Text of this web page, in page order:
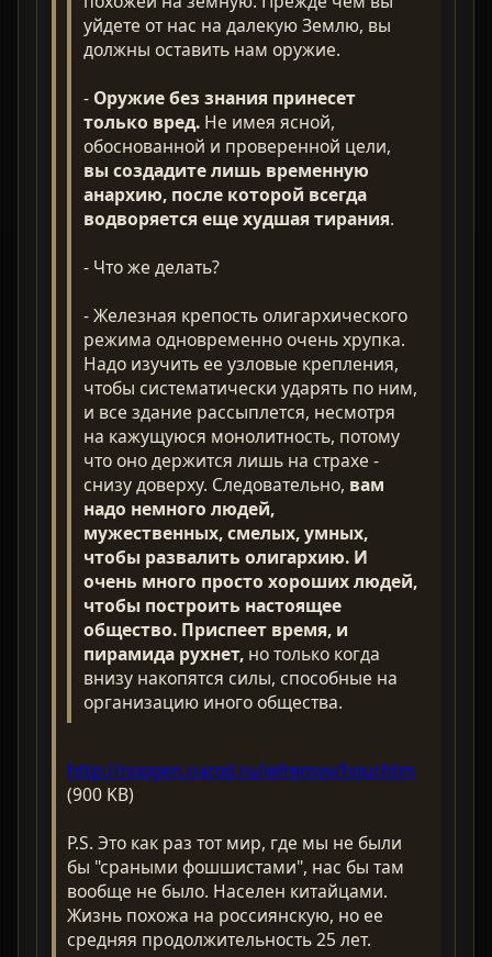
уйдете от нас на далекую Землю, вы
должны оставить нам оружие.
- Оружие без знания принесет
только вред.Не имея ясной,
обоснованной и проверенной цели,
вы создадите лишь временную
анархию, после которой всегда
водворяется еще худшая тирания.
- Что же делать?
- Железная крепость олигархического
режима одновременно очень хрупка.
Надо изучить ее узловые крепления,
чтобы систематически ударять по ним,
и все здание рассыплется, несмотря
на кажущуюся монолитность, потому
что оно держится лишь на страхе -
снизу доверху. Следовательно, вам
надо немного людей,
мужественных, смелых, умных,
чтобы развалить олигархию. И
очень много просто хороших людей,
чтобы построить настоящее
общество. Приспеет время, и
пирамида рухнет,но только когда
внизу накопятся силы, способные на
организацию иного общества.
http://noogen.narod.ru/iefremov/hour.htm
(900 KB)
P.S. Это как раз тот мир, где мы не были
бы "сраными фошшистами", нас бы там
вообще не было. Населен китайцами.
Жизнь похожа на россиянскую, но ее
средняя продолжительность 25 лет.